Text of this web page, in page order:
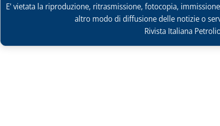
E' vietata la riproduzione, ritrasmissione, fotocopia,
altro modo di diffusione delle notizie o
Rivista Italiana